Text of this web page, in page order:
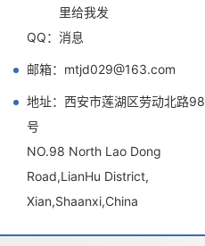
QQ：
邮箱：mtjd029@163.com
地址：西安市莲湖区劳动北路98
号
NO.98 North Lao Dong
Road,LianHu District,
Xian,Shaanxi,China